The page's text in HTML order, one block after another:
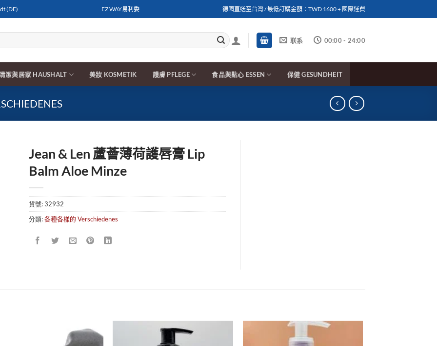
(DE) EZ WAY易利委 德國直送至台灣 / 最低訂購金額：TWD 1600 + 國際運費
联系 00:00 - 24:00
潔與居家 HAUSHALT 美妝 KOSMETIK 護膚 PFLEGE 食品與點心 ESSEN 保健 GESUNDHEIT
Jean & Len 蘆薈薄荷護唇膏 Lip
Balm Aloe Minze
貨號:32932
分類:各種各樣的 Verschiedenes